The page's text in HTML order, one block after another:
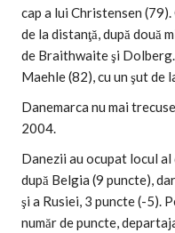
cap a lui Christensen
de la distanţă, după două
de Braithwaite şi
Maehle (82), cu un şut de
Danemarca nu mai
2004.
Danezii au ocupat locul
după Belgia (9 puncte),
şi a Rusiei, 3 puncte (-5).
număr de puncte,